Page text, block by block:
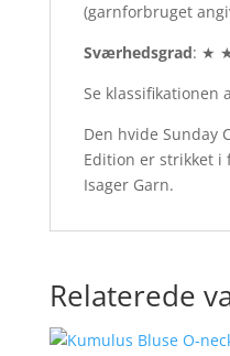
(garnforbruget
Sværhedsgrad: ★
Se klassifikationen
Den hvide Sunday
Edition er strikket i
Isager Garn.
Relaterede